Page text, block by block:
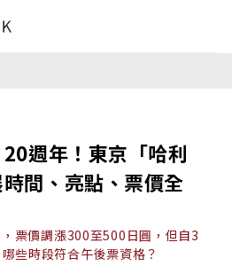
20週年！東京「哈利
間、亮點、票價全
票價調漲300至500日圓，但自3
些時段符合午後票資格？